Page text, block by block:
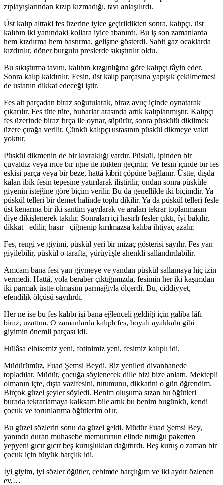
zıplayışlarından kızıp kızmadığı, tavı anlaşılırdı.
Üst kalıp alttaki fes üzerine iyice geçirildikten sonra, kalıpçı, üst
kalıbın iki yanındaki kollara iyice abanırdı. Bu iş son zamanlarda
hem kızdırma hem bastırma, gelişme gösterdi. Sabit gaz ocaklarda
kızdırılır, döner burgulu preslerde sıkıştırılır oldu.
Bu sıkıştırma tavını, kalıbın kızgınlığına göre kalıpçı tâyin eder.
Sonra kalıp kaldırılır. Fesin, üst kalıp parçası­na yapışık çekilmemesi
de ustanın dikkat edeceği iştir.
Fes alt parçadan biraz soğutularak, biraz avuç içinde oynatarak
çıkarılır. Fes tüte tüte, buharlar arasında artık kalıplanmıştır. Kalıpçı
fes üzerinde biraz fırça ile oynar, süpürür, sonra püskülü dikilmek
üzere çırağa verilir. Çün­kü kalıpçı ustasının püskül dikmeye vakti
yoktur.
Püskül dikmenin de bir kıvraklığı vardır. Püskül, ipin­den bir
çuvaldız veya irice bir iğne ile ibikten geçirilir. Ve fesin içinde bir fes
eskisi parça veya bir beze, hattâ kibrit çöpüne bağlanır. Üstte, dışda
kalan ibik fesin tepesine ya­tırılarak iliştirilir, ondan sonra püsküle
giyenin isteğine göre biçim verilir. Bu da genellikle iki biçimdir. Ya
püskül telleri bir demet halinde toplu dikilir. Ya da püskül telleri fesle
üst kenarına bir iki santim yayılarak ve araları tek­rar toplanmasın
diye dikişlenerek takılır. Sonraları içi hasırlı fesler çıktı, îyi bakılır,
dikkat edilir, hasır çiğnenip kırılmazsa kalıba ihtiyaç azalır.
Fes, rengi ve giyimi, püskül yeri bir mizaç gösterisi sayılır. Fes yan
giyilebilir, püskül o tarafta, yürüyüşle ahenkli sallandırılabilir.
Amcam bana fesi yan giymeye ve yandan püskül sal­lamaya hiç izin
vermedi. Hattâ, yola beraber çıktığımız­da, fesimin her iki kaşımdan
iki parmak üstte olmasını parmağıyla ölçerdi. Bu, ciddiyyet,
efendilik ölçüsü sayılırdı.
Her ne ise bu fes kalıbı işi bana eğlenceli geldiği için galiba lâfı
biraz, uzattım. O zamanlarda kalıplı fes, boyalı ayakkabı gibi
giyimin önemli parçası idi.
Hülâsa elbisemiz yeni, fotinimiz yeni, fesimiz kalıplı idi.
Müdürümüz, Fuad Şemsi Beydi. Biz yenileri divanha­nede
topladılar. Müdür, çocuğa söylenecek dille bizi bize anlattı. Mektepli
olmanın içte, dışta vazifesini, tutumunu, dikkatini o gün öğrendim.
Birçok güzel şeyler söyledi. Be­nim oluşuma sızan bu öğütleri
burada tekrarlamaya kalk­sam bile artık bu benim bugünkü, kendi
çocuk ve torunla­rıma öğütlerim olur.
Bu güzel sözlerin sonu da güzel geldi. Müdür Fuad Şemsi Bey,
yanında duran muhasebe memurunun elinde tuttuğu paketten
yepyeni gıcır gıcır beş kuruşlukları da­ğıttırdı. Beş kuruş o zaman bir
çocuk için büyük harçlık idi.
İyi giyim, iyi sözler öğütler, cebimde harçlığım ve iki aydır özlenen
ev,…